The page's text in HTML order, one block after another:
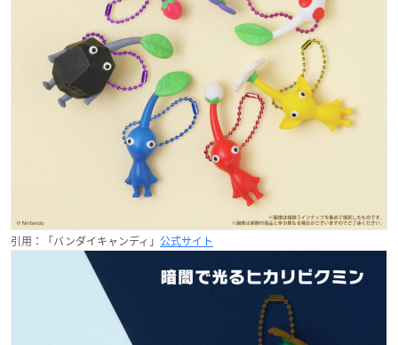
引用：「バンダイキャンディ」 公式サイト